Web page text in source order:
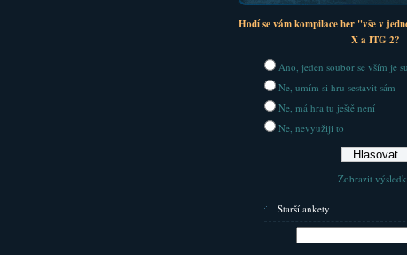
Hodí se vám kompilace her "vše v
X a ITG 2?
Ano, jeden soubor se vším je
Ne, umím si hru sestavit sám
Ne, má hra tu ještě není
Ne, nevyužiji to
Zobrazit
Starší ankety